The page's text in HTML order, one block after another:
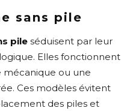
sans pile
pile séduisent par leur
Elles fonctionnent
mécanique ou une
Ces modèles évitent
des piles et